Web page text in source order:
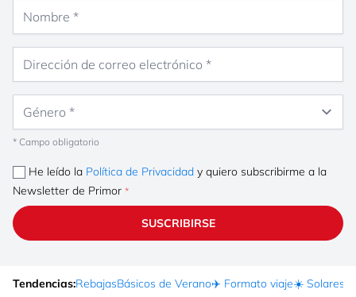
* Campo obligatorio
He leído la Política de Privacidad y quiero subscribirme a la
Newsletter de Primor
SUSCRIBIRSE
Tendencias:RebajasBásicos de Verano✈️ Formato viaje☀️ Solares